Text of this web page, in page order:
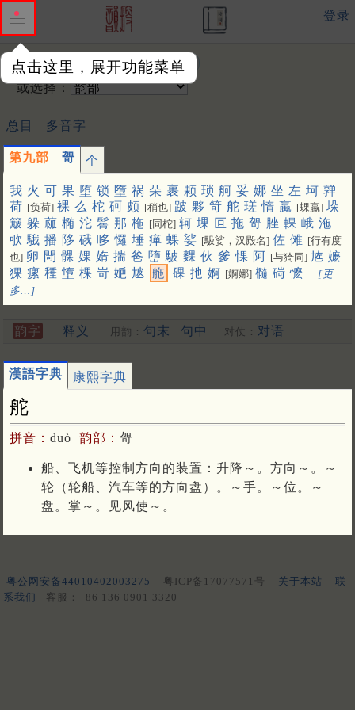
点击这里，展开功能菜单
登录
输入韵字：
或选择：
总目 多音字
第九部 哿 个
我 火 可 果 堕 锁 墮 祸 朵 裹 颗 琐 舸 妥 娜 坐 左 坷 亸
荷 [负荷] 裸 么 柁 砢 颇 [稍也] 跛 夥 笴 舵 瑳 惰 蠃 [蜾蠃] 垛
簸 躲 蓏 椭 沱 鬌 那 柂 [同柁] 轲 堁 叵 拖 哿 脞 輠 峨 沲
㰤 騀 播 陊 硪 哆 㦬 埵 瘅 蜾 娑 [馺娑，汉殿名] 佐 傩 [行有度
也] 卵 閜 髁 婐 媠 揣 爸 嶞 駊 䴹 伙 爹 惈 阿 [与猗同] 㝾 嬷
猓 瘰 䅜 墯 棵 岢 㛂 㝿 䑨 䂺 扡 婀 [婀娜] 㰐 碋 懡
[更
多…]
韵字 释义 用韵： 句末 句中 对仗： 对语
漢語字典 康熙字典
舵
拼音： duò 韵部： 哿
船、飞机等控制方向的装置：升降～。方向～。～
轮（轮船、汽车等的方向盘）。～手。～位。～
盘。掌～。见风使～。
粤公网安备44010402003275 粤ICP备17077571号 关于本站
联
系我们
客服：+86 136 0901 3320